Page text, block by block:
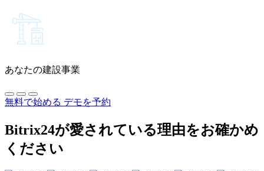
あなたの建設事業
無料で始める デモを予約
Bitrix24が愛されている理由をお確かめ
ください